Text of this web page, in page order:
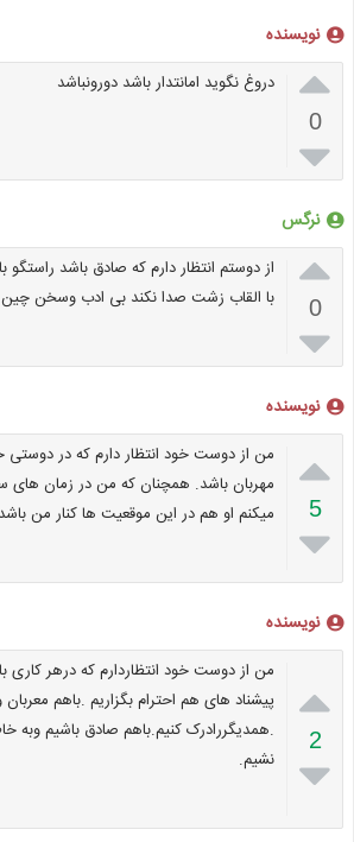
نویسنده

0

دروغ نگوید امانتدار باشد دورونباشد
نرگس

0

از دوستم انتظار دارم که صادق باشد راستگو
با القاب زشت صدا نکند بی ادب وسخن چین
نویسنده

5

من از دوست خود انتظار دارم که در دوستی
مهربان باشد. همچنان که من در زمان های
میکنم او هم در این موقعیت ها کنار من
نویسنده

2

من از دوست خود انتظاردارم که درهر کاری
پیشناد های هم احترام بگزاریم .باهم
.همدیگررادرک کنیم.باهم صادق باشیم وبه
نشیم.